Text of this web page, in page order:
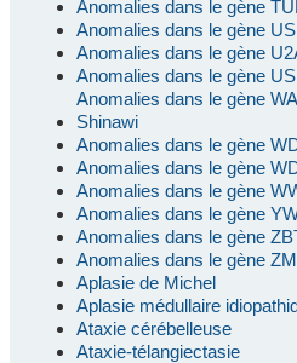
Anomalies dans le gène
Anomalies dans le gène
Anomalies dans le gène
Anomalies dans le gène
Anomalies dans le gène
Shinawi
Anomalies dans le gène
Anomalies dans le gène
Anomalies dans le gène
Anomalies dans le gène
Anomalies dans le gène
Anomalies dans le gène
Aplasie de Michel
Aplasie médullaire
Ataxie cérébelleuse
Ataxie-télangiectasie